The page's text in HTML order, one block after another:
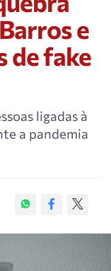
e
de fake
ligadas à
a pandemia